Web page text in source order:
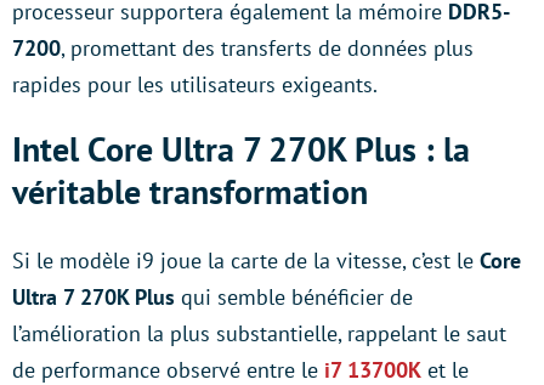
processeur supportera également la mémoire DDR5-
7200, promettant des transferts de données plus
rapides pour les utilisateurs exigeants.
Intel Core Ultra 7 270K Plus : la
véritable transformation
Si le modèle i9 joue la carte de la vitesse, c’est le Core
Ultra 7 270K Plus qui semble bénéficier de
l’amélioration la plus substantielle, rappelant le saut
de performance observé entre le i7 13700K et le